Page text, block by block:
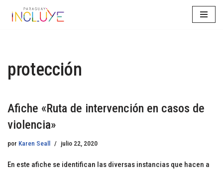
protección
Afiche «Ruta de intervención en casos de
violencia»
por Karen Seall julio 22, 2020
En este afiche se identifican las diversas instancias que hacen a